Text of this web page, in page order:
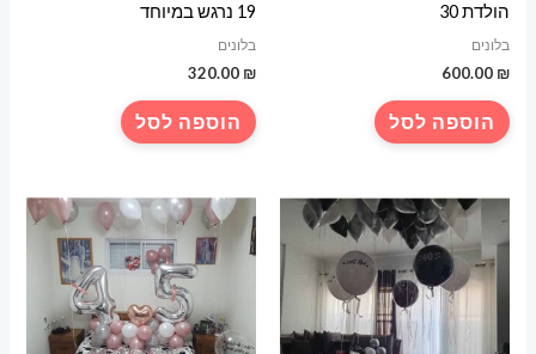
הולדת 30
בלונים
600.00 ₪
הוספה לסל
19 נרגש במיוחד
בלונים
320.00 ₪
הוספה לסל